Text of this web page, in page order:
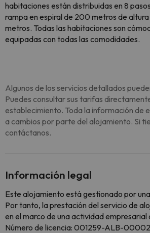
habitaciones están distribuidas en 8
rampa en espiral de 200 metros de
metros. Todas las habitaciones son
equipadas con todas las comodidades.
Algunos de los servicios detallados
Puedes consultar sus tarifas
establecimiento. Toda la información de
a cambios por parte del alojamiento. Si
contáctanos.
Información legal
Este alojamiento está gestionado por
Por tanto, la prestación del servicio de
en el marco de una actividad empresarial
Número de licencia: 001259-ALB-